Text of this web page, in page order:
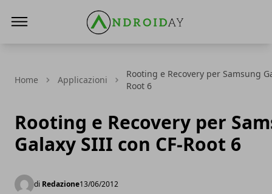
Home Applicazioni
Rooting e Recovery per Samsung
Root 6
Rooting e Recovery per
Galaxy SIII con CF-Root 6
di Redazione13/06/2012